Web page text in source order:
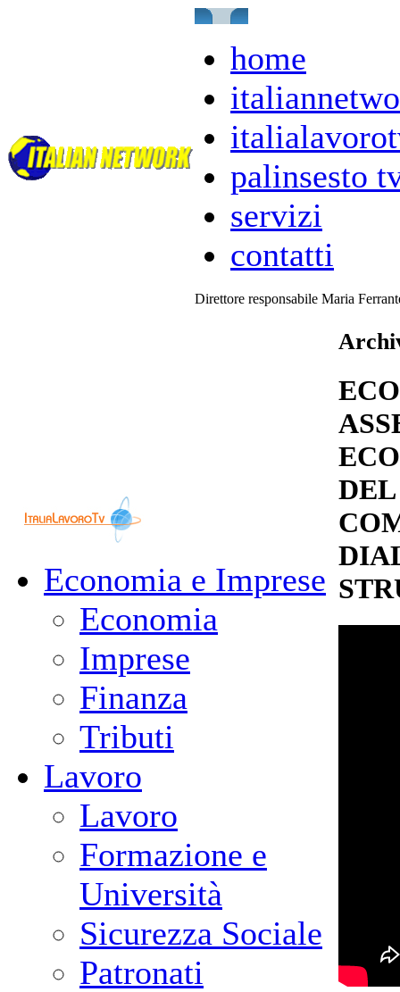
home
palinsesto
servizi
contatti
Direttore responsabile Maria
Economia e Imprese
Economia
Imprese
Finanza
Tributi
Lavoro
Lavoro
Formazione e
Università
Sicurezza Sociale
Patronati